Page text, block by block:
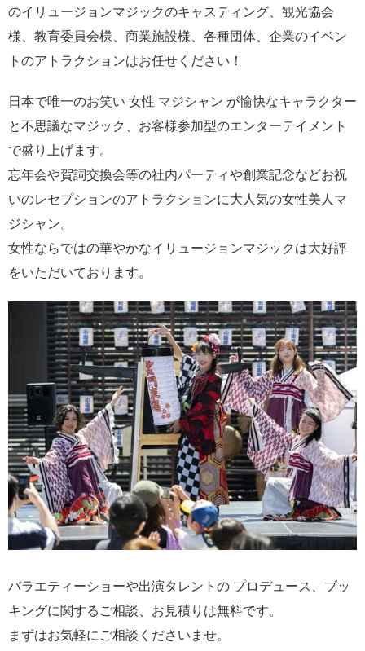
のイリュージョンマジックのキャスティング、観光協会
様、教育委員会様、商業施設様、各種団体、企業のイベン
トのアトラクションはお任せください！
日本で唯一のお笑い 女性 マジシャン が愉快なキャラクター
と不思議なマジック、お客様参加型のエンターテイメント
で盛り上げます。
忘年会や賀詞交換会等の社内パーティや創業記念などお祝
いのレセプションのアトラクションに大人気の女性美人マ
ジシャン。
女性ならではの華やかなイリュージョンマジックは大好評
をいただいております。
バラエティーショーや出演タレントの プロデュース、ブッ
キングに関するご相談、お見積りは無料です。
まずはお気軽にご相談くださいませ。